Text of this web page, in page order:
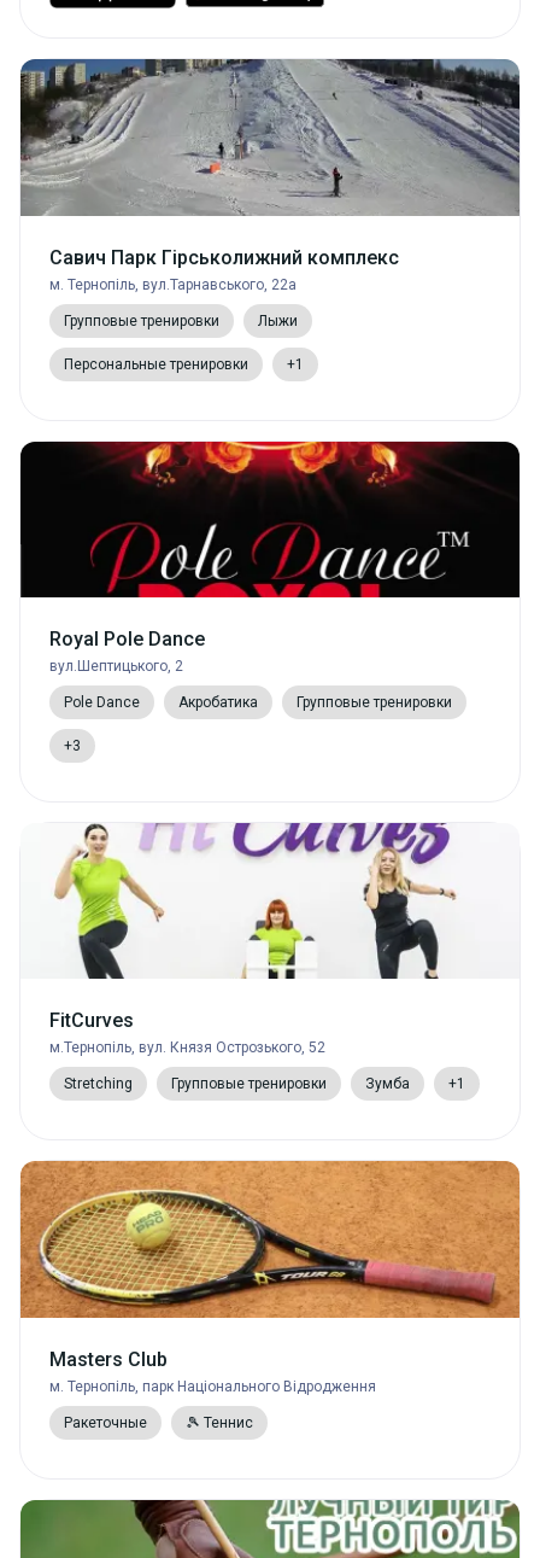
Савич Парк Гірськолижний комплекс
м. Тернопіль, вул.Тарнавського, 22а
Групповые тренировки Лыжи
Персональные тренировки +1
Royal Pole Dance
вул.Шептицького, 2
Pole Dance Акробатика Групповые тренировки
+3
FitCurves
м.Тернопіль, вул. Князя Острозького, 52
Stretching Групповые тренировки Зумба +1
Masters Club
м. Тернопіль, парк Національного Відродження
Ракеточные 🎾 Теннис